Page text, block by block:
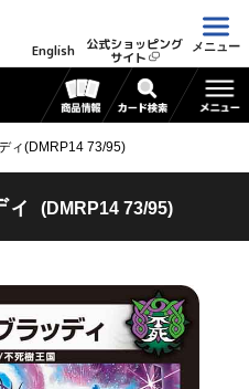
English 公式ショッピング
サイト
メニュー
ィ(DMRP14 73/95)
ィ (DMRP14 73/95)